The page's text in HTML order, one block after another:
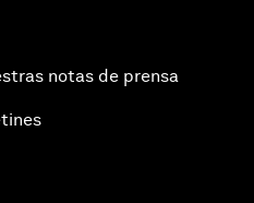
notas de prensa